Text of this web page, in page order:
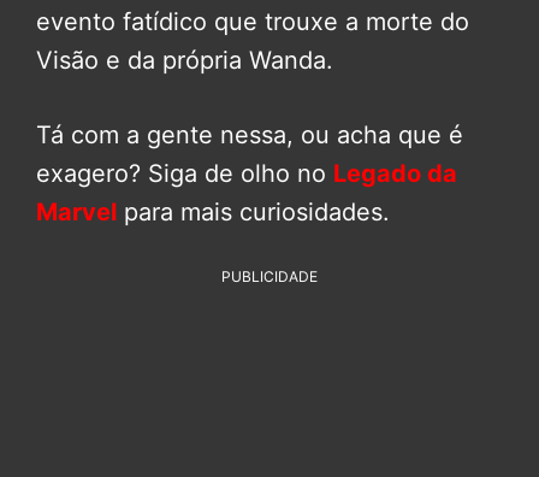
evento fatídico que trouxe a morte do
Visão e da própria Wanda.
Tá com a gente nessa, ou acha que é
exagero? Siga de olho no Legado da
Marvel para mais curiosidades.
PUBLICIDADE